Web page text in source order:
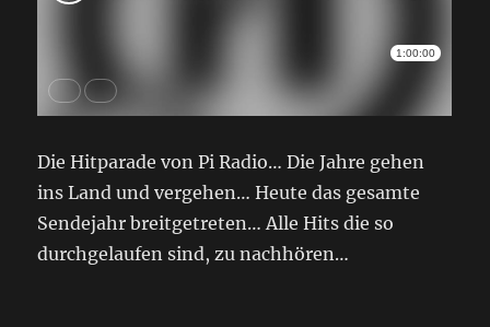
Die Hitparade von Pi Radio… Die Jahre gehen
ins Land und vergehen… Heute das gesamte
Sendejahr breitgetreten… Alle Hits die so
durchgelaufen sind, zu nachhören…